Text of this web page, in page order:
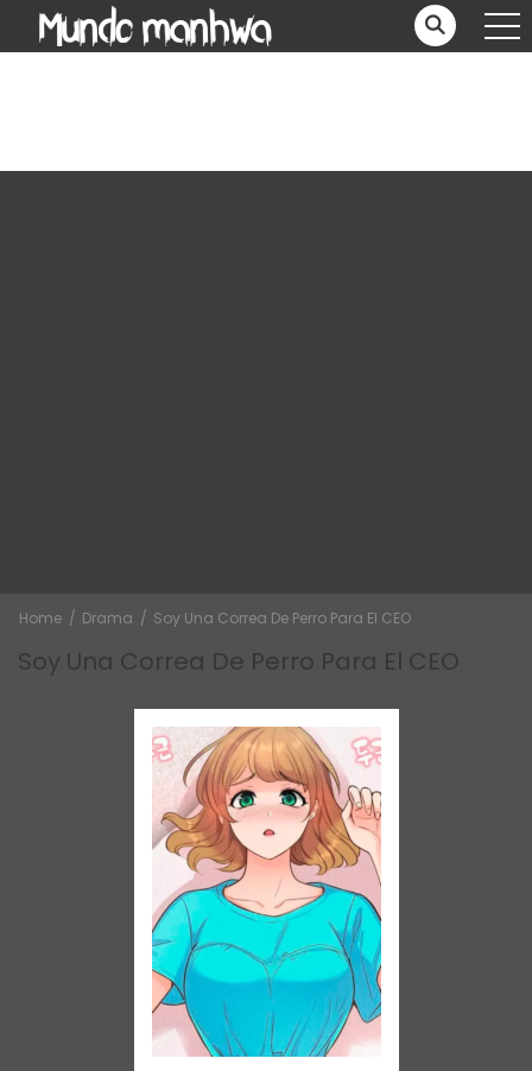
Home Drama Soy Una Correa De Perro Para El CEO
Soy Una Correa De Perro Para El CEO